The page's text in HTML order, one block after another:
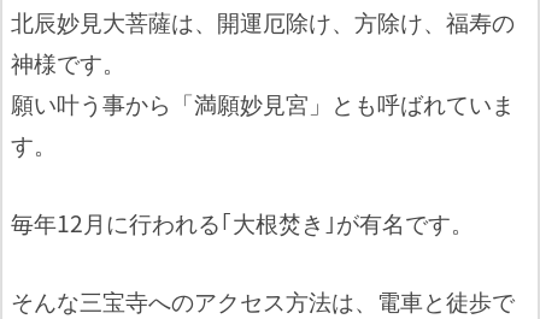
北辰妙見大菩薩は、開運厄除け、方除け、福寿の
神様です。
願い叶う事から「満願妙見宮」とも呼ばれていま
す。
毎年12月に行われる｢大根焚き｣が有名です。
そんな三宝寺へのアクセス方法は、電車と徒歩で